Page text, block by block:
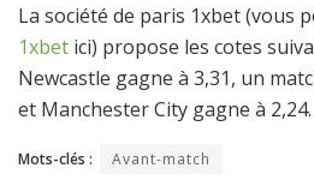
La société de paris 1xbet (vous
1xbet ici) propose les cotes
Newcastle gagne à 3,31, un
et Manchester City gagne à 2,24.
Mots-clés : Avant-match